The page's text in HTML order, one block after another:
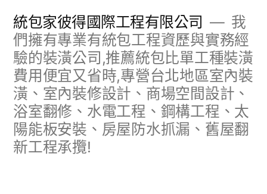
統包家彼得國際工程有限公司
我
們擁有專業有統包工程資歷與實務經
驗的裝潢公司,推薦統包比單工種裝潢
費用便宜又省時,專營台北地區室內裝
潢、室內裝修設計、商場空間設計、
浴室翻修、水電工程、鋼構工程、太
陽能板安裝、房屋防水抓漏、舊屋翻
新工程承攬!